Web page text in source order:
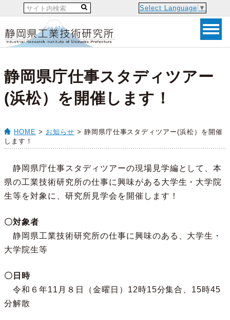
Select Language ▼
静岡県庁仕事スタディツアー
(浜松）を開催します！
HOME > お知らせ > 静岡県庁仕事スタディツアー(浜松）を開催
します！
静岡県庁仕事スタディツアーの現場見学編として、本
県の工業技術研究所の仕事に興味がある大学生・大学院
生等を対象に、研究所見学会を開催します！
〇対象者
静岡県工業技術研究所の仕事に興味のある、大学生・
大学院生等
〇日時
令和６年11月８日（金曜日）12時15分集合、15時45
分解散